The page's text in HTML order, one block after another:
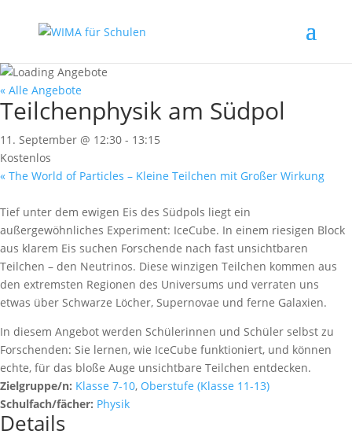
« Alle Angebote
Teilchenphysik am Südpol
11. September @ 12:30 - 13:15
Kostenlos
« The World of Particles – Kleine Teilchen mit Großer Wirkung
Tief unter dem ewigen Eis des Südpols liegt ein
außergewöhnliches Experiment: IceCube. In einem riesigen Block
aus klarem Eis suchen Forschende nach fast unsichtbaren
Teilchen – den Neutrinos. Diese winzigen Teilchen kommen aus
den extremsten Regionen des Universums und verraten uns
etwas über Schwarze Löcher, Supernovae und ferne Galaxien.
In diesem Angebot werden Schülerinnen und Schüler selbst zu
Forschenden: Sie lernen, wie IceCube funktioniert, und können
echte, für das bloße Auge unsichtbare Teilchen entdecken.
Zielgruppe/n: Klasse 7-10, Oberstufe (Klasse 11-13)
Schulfach/fächer: Physik
Details